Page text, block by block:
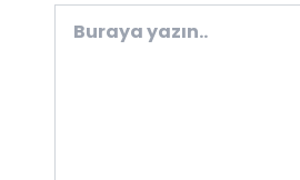
yazın..